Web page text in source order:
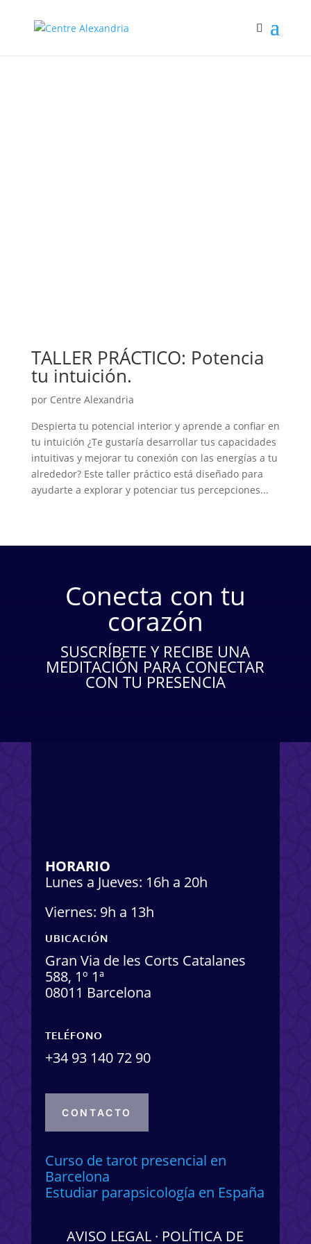
TALLER PRÁCTICO: Potencia
tu intuición.
por Centre Alexandria
Despierta tu potencial interior y aprende a confiar en
tu intuición ¿Te gustaría desarrollar tus capacidades
intuitivas y mejorar tu conexión con las energías a tu
alrededor? Este taller práctico está diseñado para
ayudarte a explorar y potenciar tus percepciones...
Conecta con tu
corazón
SUSCRÍBETE Y RECIBE UNA
MEDITACIÓN PARA CONECTAR
CON TU PRESENCIA
HORARIO
Lunes a Jueves: 16h a 20h
Viernes: 9h a 13h
UBICACIÓN
Gran Via de les Corts Catalanes
588, 1º 1ª
08011 Barcelona
TELÉFONO
+34 93 140 72 90
CONTACTO
Curso de tarot presencial en
Barcelona
Estudiar parapsicología en España
AVISO LEGAL · POLÍTICA DE